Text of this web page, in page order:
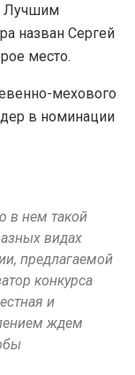
Лучшим
назван Сергей
место.
мехового
в номинации
в нем такой
видах
предлагаемой
конкурса
и
ждем